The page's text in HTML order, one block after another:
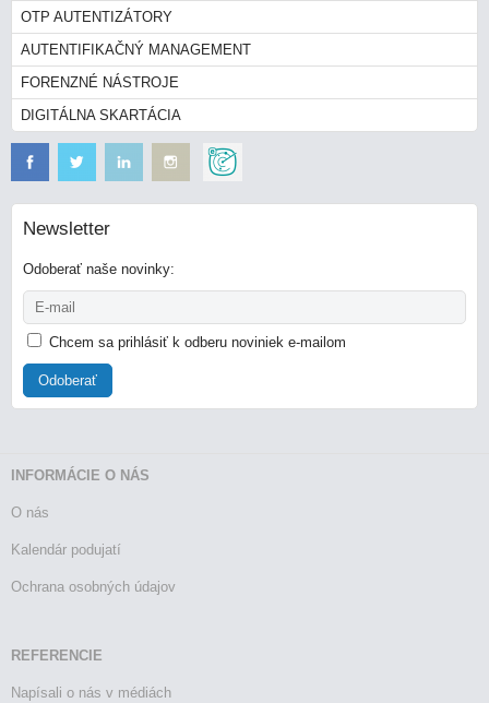
OTP AUTENTIZÁTORY
AUTENTIFIKAČNÝ MANAGEMENT
FORENZNÉ NÁSTROJE
DIGITÁLNA SKARTÁCIA
Newsletter
Odoberať naše novinky:
Chcem sa prihlásiť k odberu noviniek e-mailom
Odoberať
INFORMÁCIE O NÁS
O nás
Kalendár podujatí
Ochrana osobných údajov
REFERENCIE
Napísali o nás v médiách